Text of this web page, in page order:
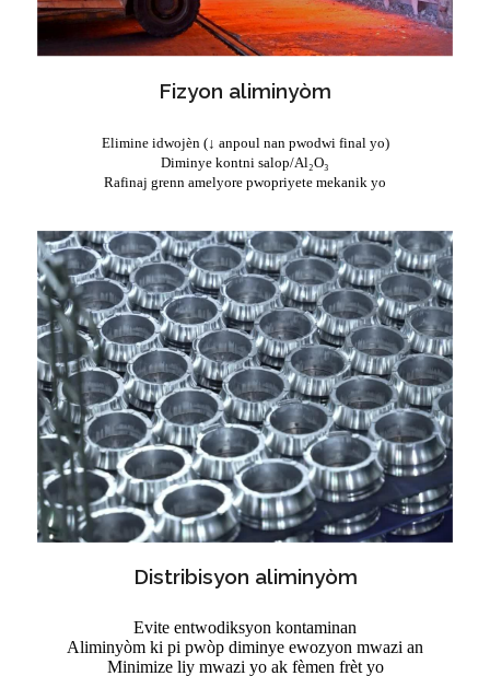
Fizyon aliminyòm
Elimine idwojèn (↓ anpoul nan pwodwi final yo)
Diminye kontni salop/Al₂O₃
Rafinaj grenn amelyore pwopriyete mekanik yo
Distribisyon aliminyòm
Evite entwodiksyon kontaminan
Aliminyòm ki pi pwòp diminye ewozyon mwazi an
Minimize liy mwazi yo ak fèmen frèt yo